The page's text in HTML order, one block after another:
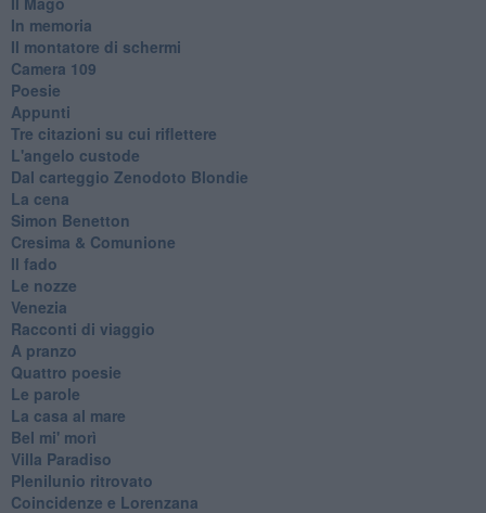
In memoria
Il montatore di schermi
Camera 109
Poesie
Appunti
Tre citazioni su cui riflettere
L'angelo custode
Dal carteggio Zenodoto Blondie
La cena
Simon Benetton
Cresima & Comunione
Il fado
Le nozze
Venezia
Racconti di viaggio
A pranzo
Quattro poesie
Le parole
La casa al mare
Bel mi' morì
Villa Paradiso
Plenilunio ritrovato
Coincidenze e Lorenzana